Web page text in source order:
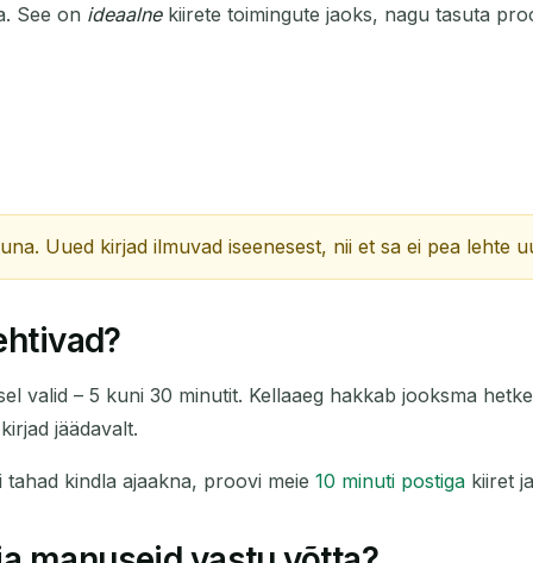
Ootame sissetulevaid e-kirju...
See on ideaalnekiirete toimingute jaoks, nagu tasuta
Uued kirjad ilmuvad iseenesest, nii et sa ei pea lehte
valid – 5 kuni 30 minutit. Kellaaeg hakkab jooksma
jäädavalt.
kindla ajaakna, proovi meie 10 minuti postiga kiiret